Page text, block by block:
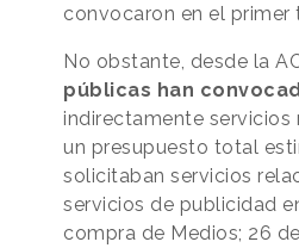
convocaron en el primer
No obstante, desde la
públicas han
indirectamente
un presupuesto total
solicitaban servicios
servicios de publicidad
compra de Medios; 26